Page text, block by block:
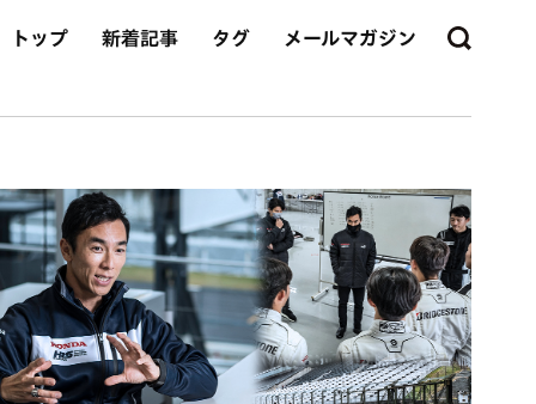
トップ 新着記事 タグ メールマガジン